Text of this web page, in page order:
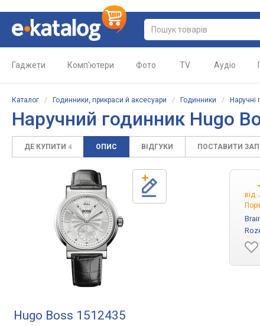
Гаджети Комп'ютери Фото TV Аудіо
Каталог / Годинники, прикраси й аксесуари / Годинники / Наручні
Наручний годинник Hugo
ДЕ КУПИТИ 4 ОПИС ВІДГУКИ ПОСТАВИТИ
від
Hugo Boss 1512435